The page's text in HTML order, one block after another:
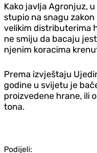
Kako javlja Agronjuz,
stupio na snagu
velikim distributerima
ne smiju da bacaju
njenim koracima
Prema izvještaju
godine u svijetu je
proizvedene hrane, ili
tona.
Podijeli: